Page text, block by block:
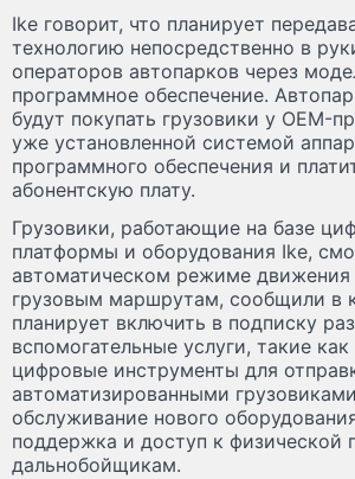
Ike говорит, что планирует
технологию непосредственно в
операторов автопарков через
программное обеспечение.
будут покупать грузовики у OEM-
уже установленной системой
программного обеспечения и
абонентскую плату.
Грузовики, работающие на базе
платформы и оборудования Ike,
автоматическом режиме движения
грузовым маршрутам, сообщили в
планирует включить в подписку
вспомогательные услуги, такие
цифровые инструменты для
автоматизированными
обслуживание нового
поддержка и доступ к физической
дальнобойщикам.